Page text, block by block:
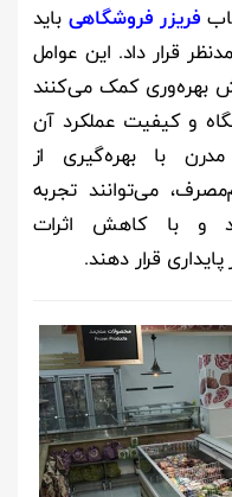
فریزر فروشگاهی باید
قرار داد. این عوامل
بهره‌وری کمک می‌کنند
و کیفیت عملکرد آن
با بهره‌گیری از
می‌توانند تجربه
و با کاهش اثرات
قرار دهند.